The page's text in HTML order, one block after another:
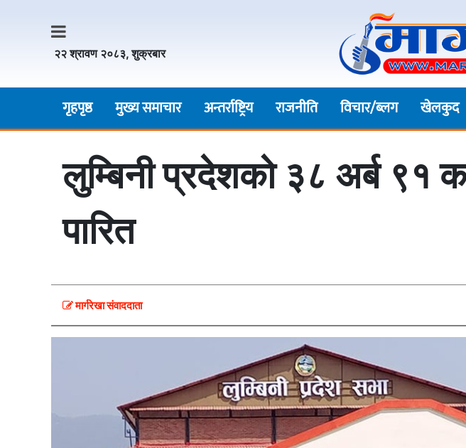
२२ श्रावण २०८३, शुक्रबार
गृहपृष्ठ मुख्य समाचार अन्तर्राष्ट्रिय राजनीति विचार/ब्लग खेलकुद
लुम्बिनी प्रदेशको ३८ अर्ब ९१
पारित
मार्गरेखा संवाददाता